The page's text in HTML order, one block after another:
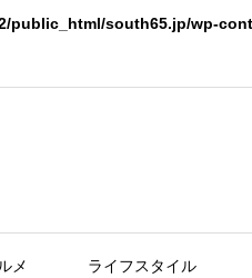
public_html/south65.jp/wp-
メ ライフスタイル